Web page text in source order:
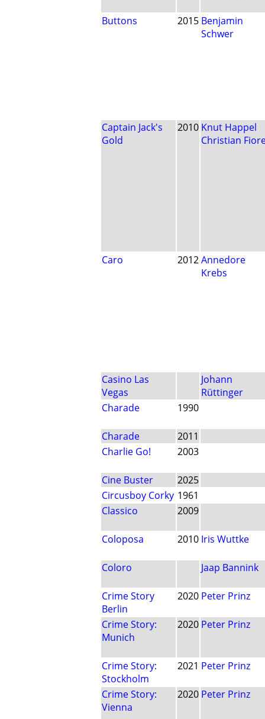
Buttons 2015 Benjamin
Schwer
Captain Jack's
Gold
2010 Knut Happel
Christian
Caro 2012Annedore
Krebs
Casino Las
Vegas
Johann
Rüttinger
Charade
1990
Charade
2011
Charlie Go!
2003
Cine Buster
2025
Circusboy Corky 1961
Classico
2009
Coloposa 2010 Iris Wuttke
Coloro Jaap Bannink
Crime Story
Berlin
2020 Peter Prinz
Crime Story:
Munich
2020 Peter Prinz
Crime Story:
Stockholm
2021 Peter Prinz
Crime Story:
Vienna
2020 Peter Prinz